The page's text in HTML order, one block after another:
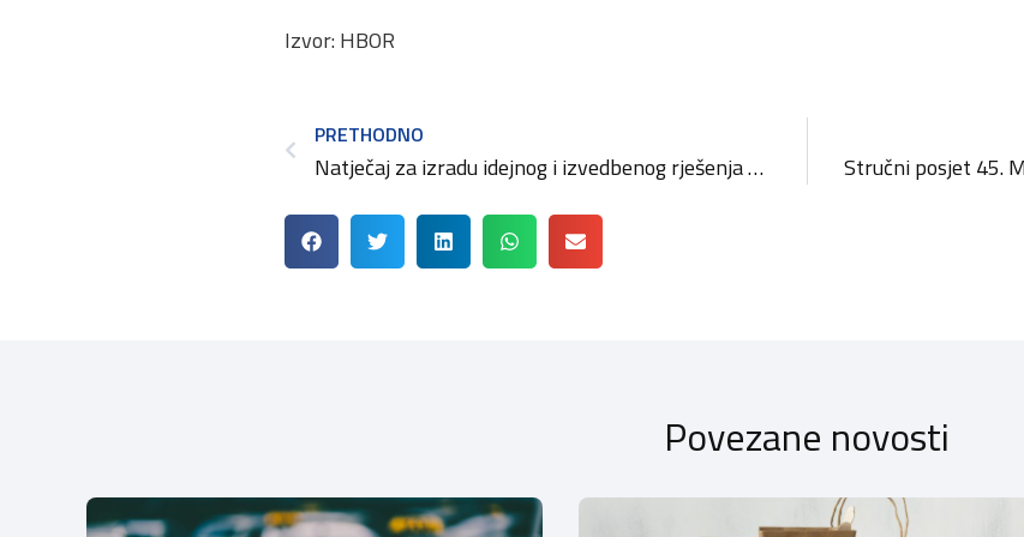
Izvor: HBOR
PRETHODNO
Natječaj za izradu idejnog i izvedbenog rješenja vizualnog identiteta te izradu najvišeg priznanja Obrtničke komore Primorsko-goranske županije „Nagrada za životno djelo“
Povezane novosti